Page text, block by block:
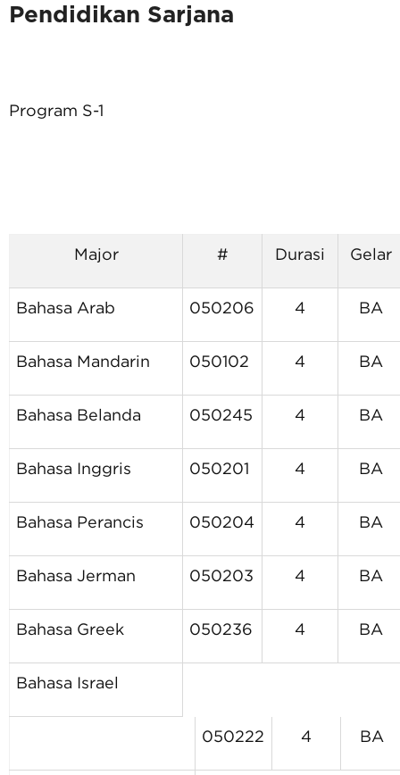
Pendidikan Sarjana
Program S-1
Major # Durasi Gelar
Bahasa Arab 050206 4 BA
Bahasa Mandarin 050102 4 BA
Bahasa Belanda 050245 4 BA
Bahasa Inggris 050201 4 BA
Bahasa Perancis 050204 4 BA
Bahasa Jerman 050203 4 BA
Bahasa Greek 050236 4 BA
Bahasa Israel
050222 4 BA